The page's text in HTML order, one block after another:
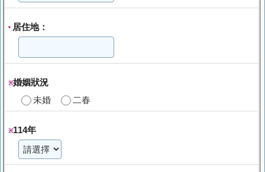
* 居住地：
※婚姻狀況
未婚 二春
※114年